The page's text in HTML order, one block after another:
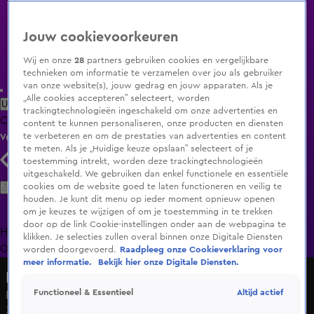
Uitzending Gemist Populaire programma's Zenders Genres
ClipsFilmsRadioSmart TV inlogShop
Volg KIJK
Zoeken
HomeUitzending Gemist Programma's De Bondgenoten
OranjezomerLivestreamsShop
Een hele spannende date tussen Tato en Ammar
30 jan 2025, 18:54
Jouw cookievoorkeuren
Wij en onze28 partners gebruiken cookies en vergelijkbare
technieken om informatie te verzamelen over jou als gebruiker
van onze website(s), jouw gedrag en jouw apparaten. Als je
„Alle cookies accepteren” selecteert, worden
trackingtechnologieën ingeschakeld om onze advertenties en
content te kunnen personaliseren, onze producten en diensten
te verbeteren en om de prestaties van advertenties en content
te meten. Als je „Huidige keuze opslaan” selecteert of je
toestemming intrekt, worden deze trackingtechnologieën
uitgeschakeld. We gebruiken dan enkel functionele en essentiële
cookies om de website goed te laten functioneren en veilig te
houden. Je kunt dit menu op ieder moment opnieuw openen
om je keuzes te wijzigen of om je toestemming in te trekken
door op de link Cookie-instellingen onder aan de webpagina te
klikken. Je selecties zullen overal binnen onze Digitale Diensten
worden doorgevoerd.
Raadpleeg onze Cookieverklaring voor
meer informatie.
Bekijk hier onze Digitale Diensten.
Functioneel & Essentieel Altijd actief